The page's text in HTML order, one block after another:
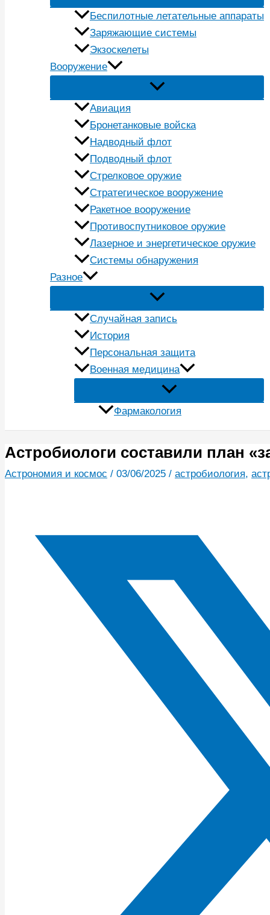
Беспилотные летательные аппараты
Заряжающие системы
Экзоскелеты
Вооружение
Авиация
Бронетанковые войска
Надводный флот
Подводный флот
Стрелковое оружие
Стратегическое вооружение
Ракетное вооружение
Противоспутниковое оружие
Лазерное и энергетическое оружие
Системы обнаружения
Разное
Случайная запись
История
Персональная защита
Военная медицина
Фармакология
Астробиологи составили план
Астрономия и космос / 03/06/2025 / астробиология,